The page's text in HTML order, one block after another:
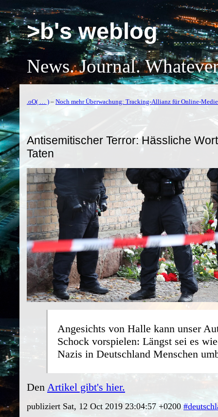
>b's weblog
News. Journal.
.oO( … ) – Noch mehr Überwachung: Tracking-Allianz für Online-
Antisemitischer Terror: Hässliche
Taten
Angesichts von Halle kann unser
Schock vorspielen: Längst sei es
Nazis in Deutschland Menschen
Den Artikel gibt's hier.
publiziert Sat, 12 Oct 2019 23:04:57 +0200